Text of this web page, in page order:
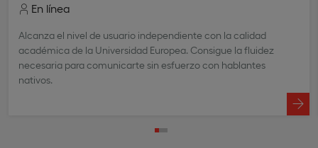
En línea
Alcanza el nivel de usuario independiente con la calidad
académica de la Universidad Europea. Consigue la fluidez
necesaria para comunicarte sin esfuerzo con hablantes
nativos.